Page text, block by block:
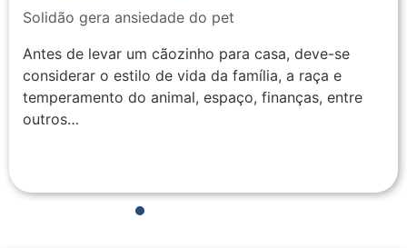
Solidão gera ansiedade do pet
Antes de levar um cãozinho para casa, deve-se
considerar o estilo de vida da família, a raça e
temperamento do animal, espaço, finanças, entre
outros…